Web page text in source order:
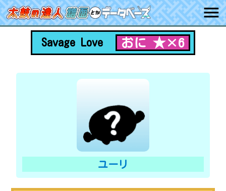
Savage Love おに ★×6
ユーリ